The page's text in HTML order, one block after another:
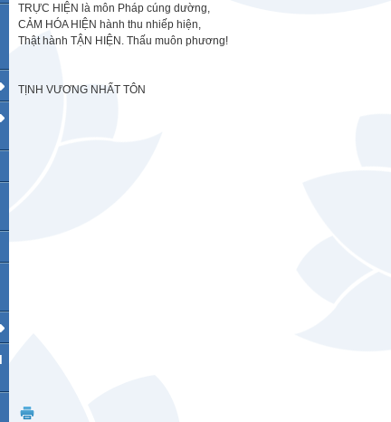
TRỰC HIỆN là môn Pháp cúng dường,
CẢM HÓA HIỆN hành thu nhiếp hiện,
Thật hành TẬN HIỆN. Thấu muôn phương!
TỊNH VƯƠNG NHẤT TÔN